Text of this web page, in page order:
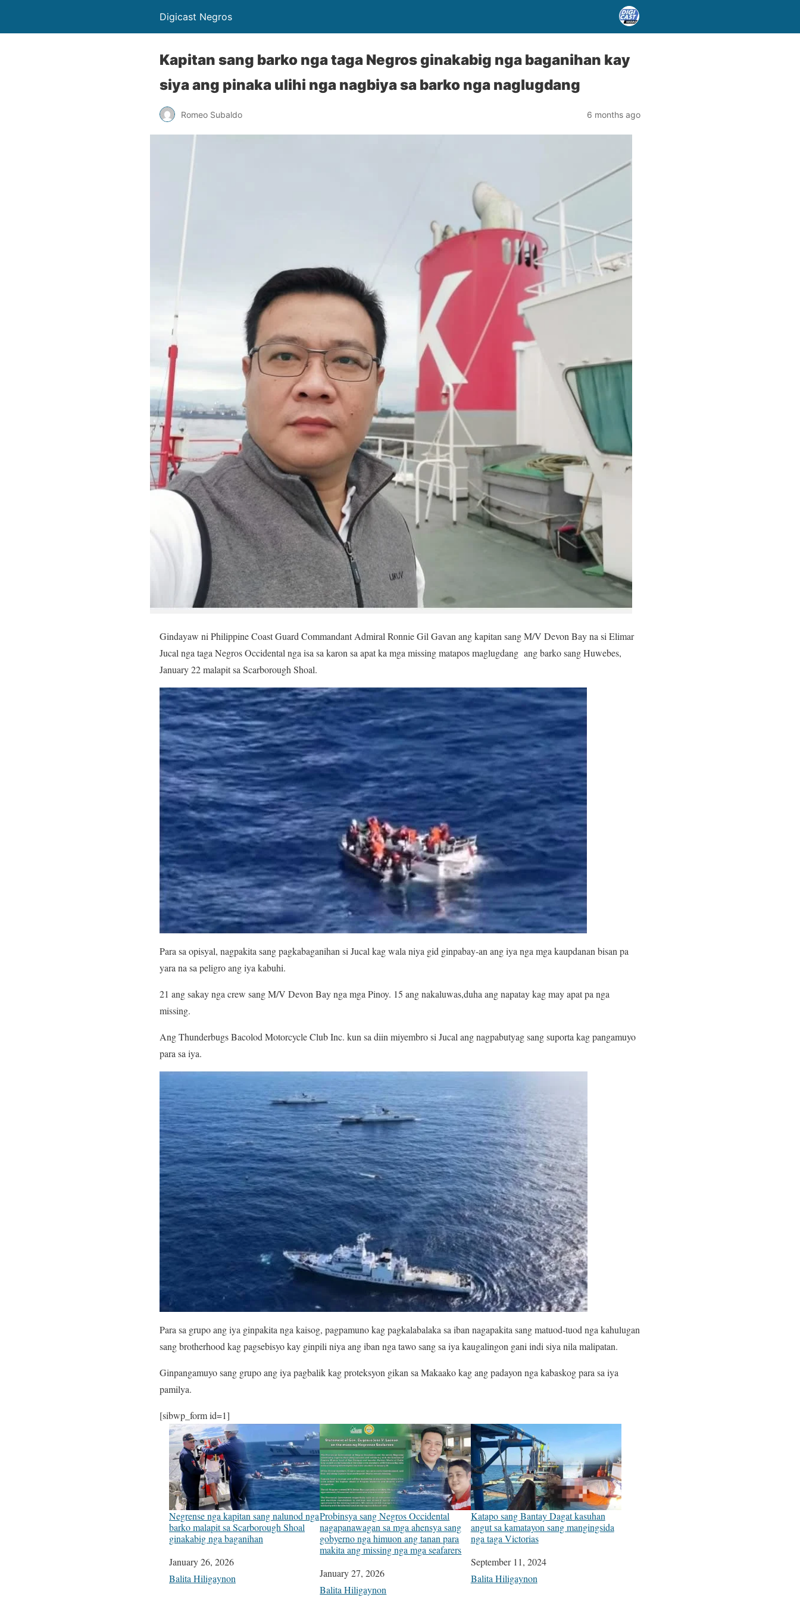
Digicast Negros
Kapitan sang barko nga taga Negros ginakabig nga baganihan kay
siya ang pinaka ulihi nga nagbiya sa barko nga naglugdang
Romeo Subaldo 6 months ago
Gindayaw ni Philippine Coast Guard Commandant Admiral Ronnie Gil Gavan ang kapitan sang M/V Devon Bay na si Elimar
Jucal nga taga Negros Occidental nga isa sa karon sa apat ka mga missing matapos maglugdang ang barko sang Huwebes,
January 22 malapit sa Scarborough Shoal.
Para sa opisyal, nagpakita sang pagkabaganihan si Jucal kag wala niya gid ginpabay-an ang iya nga mga kaupdanan bisan pa
yara na sa peligro ang iya kabuhi.
21 ang sakay nga crew sang M/V Devon Bay nga mga Pinoy. 15 ang nakaluwas,duha ang napatay kag may apat pa nga
missing.
Ang Thunderbugs Bacolod Motorcycle Club Inc. kun sa diin miyembro si Jucal ang nagpabutyag sang suporta kag pangamuyo
para sa iya.
Para sa grupo ang iya ginpakita nga kaisog, pagpamuno kag pagkalabalaka sa iban nagapakita sang matuod-tuod nga kahulugan
sang brotherhood kag pagsebisyo kay ginpili niya ang iban nga tawo sang sa iya kaugalingon gani indi siya nila malipatan.
Ginpangamuyo sang grupo ang iya pagbalik kag proteksyon gikan sa Makaako kag ang padayon nga kabaskog para sa iya
pamilya.
[sibwp_form id=1]
Negrense nga kapitan sang nalunod nga
barko malapit sa Scarborough Shoal
ginakabig nga baganihan
Date
January 26, 2026
In relation to
Balita Hiligaynon
Probinsya sang Negros Occidental
nagapanawagan sa mga ahensya sang
gobyerno nga himuon ang tanan para
makita ang missing nga mga seafarers
Date
January 27, 2026
In relation to
Balita Hiligaynon
Katapo sang Bantay Dagat kasuhan
angut sa kamatayon sang mangingsida
nga taga Victorias
Date
September 11, 2024
In relation to
Balita Hiligaynon